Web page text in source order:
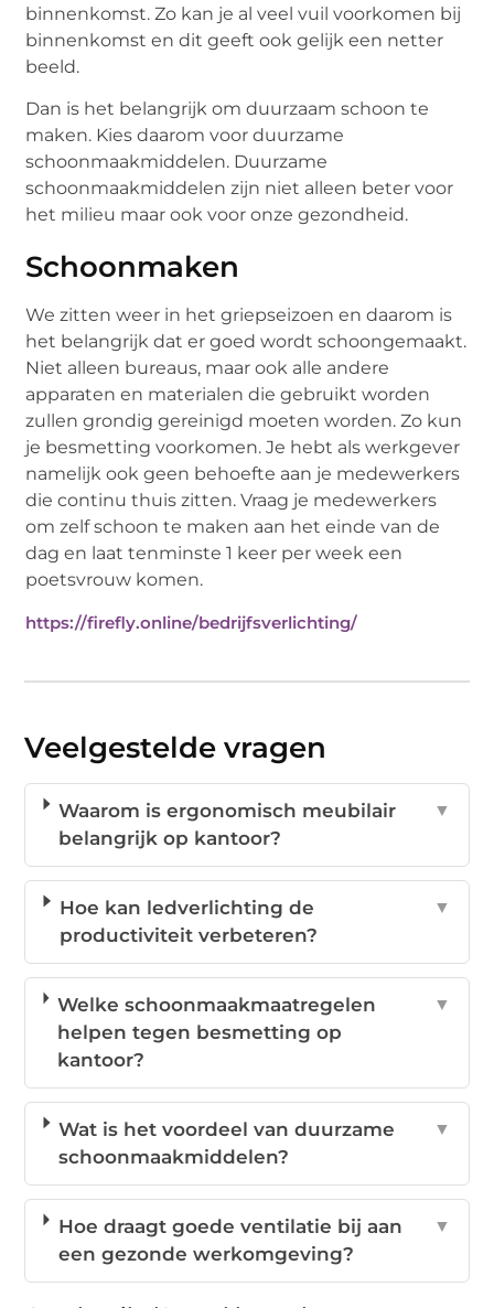
binnenkomst. Zo kan je al veel vuil voorkomen bij
binnenkomst en dit geeft ook gelijk een netter
beeld.
Dan is het belangrijk om duurzaam schoon te
maken. Kies daarom voor duurzame
schoonmaakmiddelen. Duurzame
schoonmaakmiddelen zijn niet alleen beter voor
het milieu maar ook voor onze gezondheid.
Schoonmaken
We zitten weer in het griepseizoen en daarom is
het belangrijk dat er goed wordt schoongemaakt.
Niet alleen bureaus, maar ook alle andere
apparaten en materialen die gebruikt worden
zullen grondig gereinigd moeten worden. Zo kun
je besmetting voorkomen. Je hebt als werkgever
namelijk ook geen behoefte aan je medewerkers
die continu thuis zitten. Vraag je medewerkers
om zelf schoon te maken aan het einde van de
dag en laat tenminste 1 keer per week een
poetsvrouw komen.
https://firefly.online/bedrijfsverlichting/
Veelgestelde vragen
Waarom is ergonomisch meubilair
belangrijk op kantoor?
▼
Hoe kan ledverlichting de
productiviteit verbeteren?
▼
Welke schoonmaakmaatregelen
helpen tegen besmetting op
kantoor?
▼
Wat is het voordeel van duurzame
schoonmaakmiddelen?
▼
Hoe draagt goede ventilatie bij aan
een gezonde werkomgeving?
▼